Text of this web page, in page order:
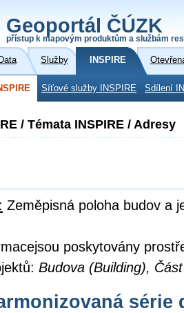
Geoportál ČÚZK
přístup k mapovým produktům a službám
Data Služby INSPIRE
Síťové služby INSPIRE Sdílení
/ Témata INSPIRE / Adresy
Zeměpisná poloha budov a
poskytovány
Budova (Building),
série